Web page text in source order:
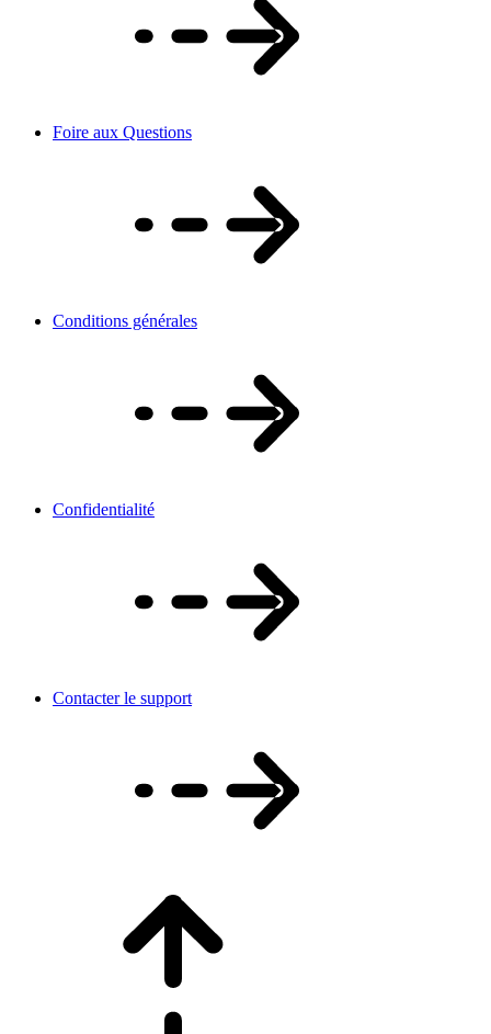
Foire aux Questions
Conditions générales
Confidentialité
Contacter le support